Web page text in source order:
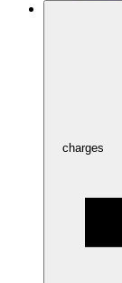
charges